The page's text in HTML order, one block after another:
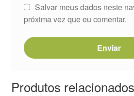
Salvar meus dados neste
próxima vez que eu comentar.
Produtos relacionados